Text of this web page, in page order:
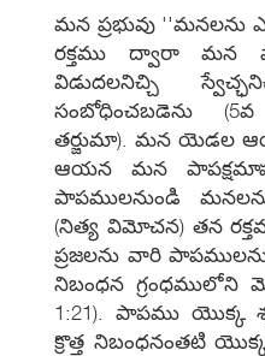
మన ప్రభువు ''మనలను
రక్తము ద్వారా మన
విడుదలనిచ్చి
సంబోధించబడెను
తర్జుమా). మన యెడల
ఆయన మన
పాపములనుండి
(నిత్య విమోచన) తన
ప్రజలను వారి
నిబంధన
1:21). పాపము యొక్క
క్రొత్త నిబంధనంతటి